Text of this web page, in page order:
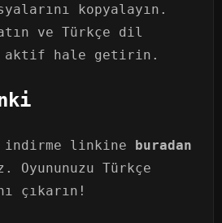
kopyalayın.
ve Türkçe dil
aktif hale getirin.
indirme linkine buradan
Türkçe
çıkarın!